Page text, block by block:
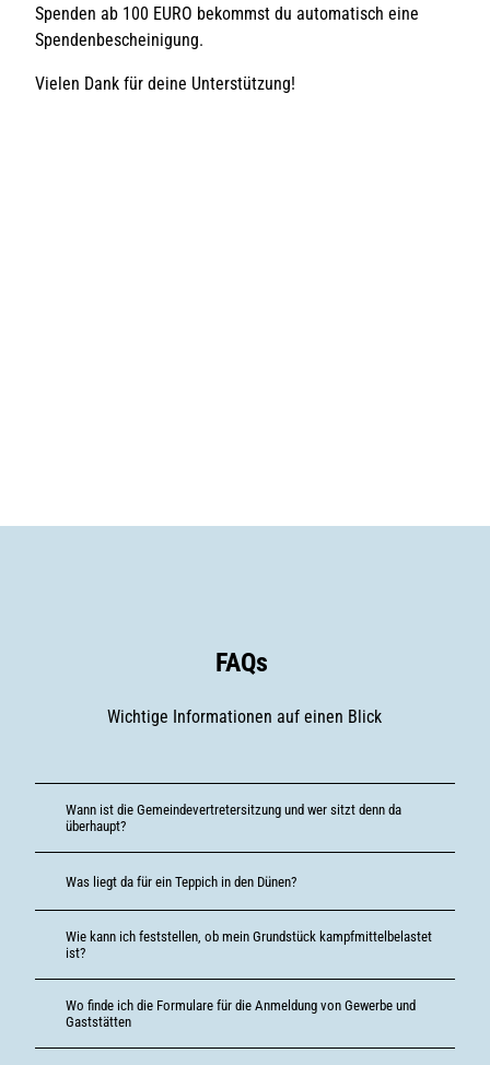
Spenden ab 100 EURO bekommst du automatisch eine
Spendenbescheinigung.
Vielen Dank für deine Unterstützung!
FAQs
Wichtige Informationen auf einen Blick
Wann ist die Gemeindevertretersitzung und wer sitzt denn da
überhaupt?
Was liegt da für ein Teppich in den Dünen?
Wie kann ich feststellen, ob mein Grundstück kampfmittelbelastet
ist?
Wo finde ich die Formulare für die Anmeldung von Gewerbe und
Gaststätten